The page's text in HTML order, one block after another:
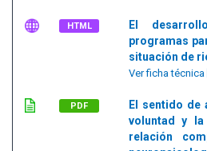
HTML
El
programas
situación de
Ver ficha técnica
PDF
El sentido de
voluntad y la
relación